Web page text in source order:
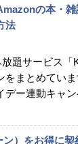
の本・
法
題サービス「
をまとめてい
デー連動キャ
）をお得に契